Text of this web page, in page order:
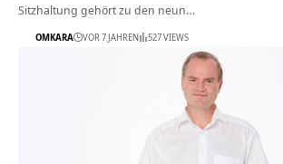
Sitzhaltung gehört zu den neun…
OMKARA VOR 7 JAHREN 527 VIEWS